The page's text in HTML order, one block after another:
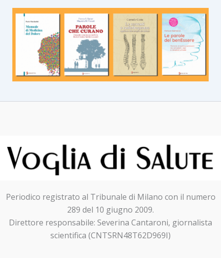
Periodico registrato al Tribunale di Milano con il numero
289 del 10 giugno 2009.
Direttore responsabile: Severina Cantaroni, giornalista
scientifica (CNTSRN48T62D969I)